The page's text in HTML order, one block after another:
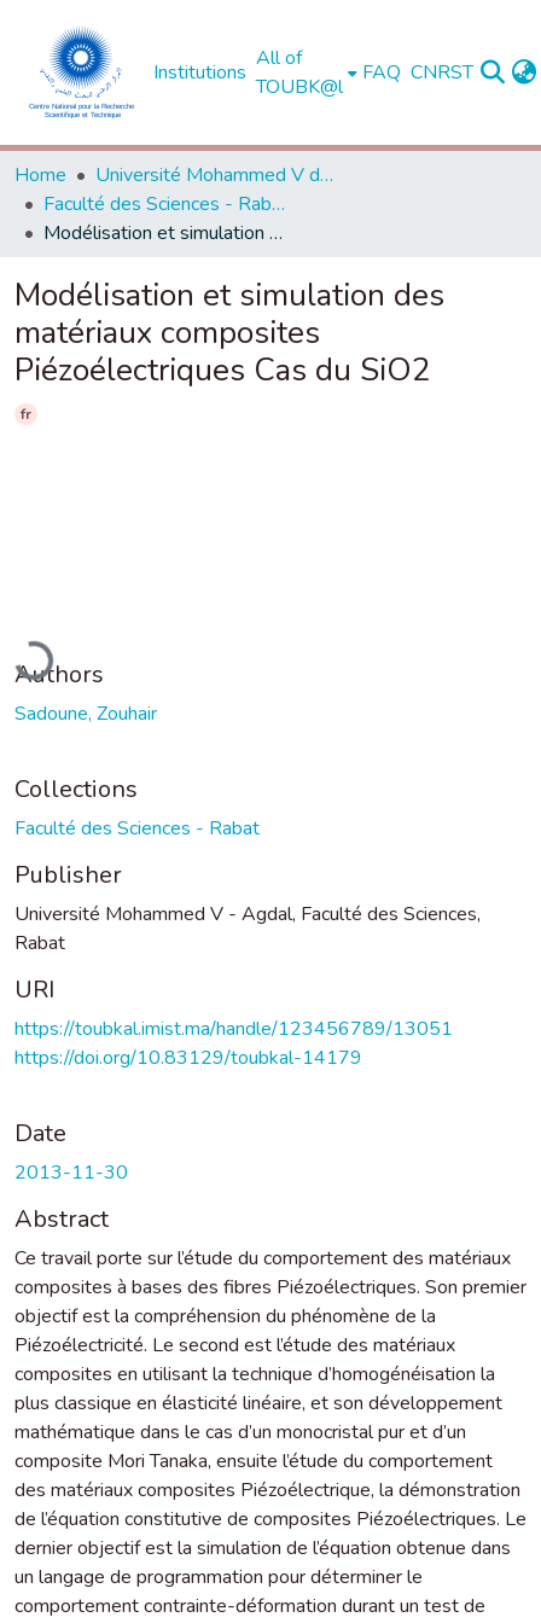
Institutions
All of
TOUBK@l
FAQ CNRST
Home
Université Mohammed V de Rabat
Faculté des Sciences - Rabat
Modélisation et simulation des matériaux composites Piézoélectriques Cas du SiO2
Modélisation et simulation des
matériaux composites
Piézoélectriques Cas du SiO2
fr
Loading...
Authors
Sadoune, Zouhair
Collections
Faculté des Sciences - Rabat
Publisher
Université Mohammed V - Agdal, Faculté des Sciences,
Rabat
URI
https://toubkal.imist.ma/handle/123456789/13051
https://doi.org/10.83129/toubkal-14179
Date
2013-11-30
Abstract
Ce travail porte sur l’étude du comportement des matériaux
composites à bases des fibres Piézoélectriques. Son premier
objectif est la compréhension du phénomène de la
Piézoélectricité. Le second est l’étude des matériaux
composites en utilisant la technique d’homogénéisation la
plus classique en élasticité linéaire, et son développement
mathématique dans le cas d’un monocristal pur et d’un
composite Mori Tanaka, ensuite l’étude du comportement
des matériaux composites Piézoélectrique, la démonstration
de l’équation constitutive de composites Piézoélectriques. Le
dernier objectif est la simulation de l’équation obtenue dans
un langage de programmation pour déterminer le
comportement contrainte-déformation durant un test de